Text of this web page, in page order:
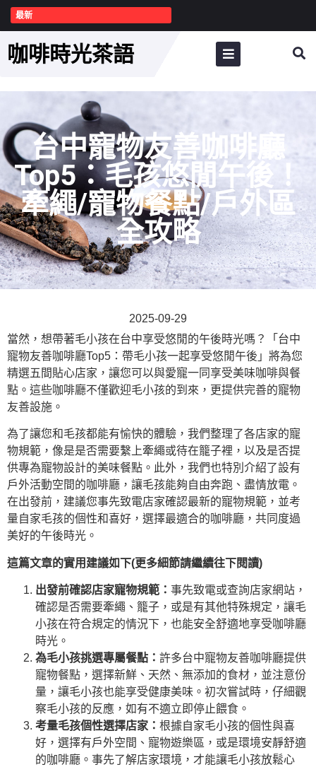
最新
咖啡時光茶語
台中寵物友善咖啡廳
Top5：毛孩悠閒午後！
牽繩/寵物餐點/戶外區
全攻略
2025-09-29
當然，想帶著毛小孩在台中享受悠閒的午後時光嗎？「台中
寵物友善咖啡廳Top5：帶毛小孩一起享受悠閒午後」將為您
精選五間貼心店家，讓您可以與愛寵一同享受美味咖啡與餐
點。這些咖啡廳不僅歡迎毛小孩的到來，更提供完善的寵物
友善設施。
為了讓您和毛孩都能有愉快的體驗，我們整理了各店家的寵
物規範，像是是否需要繫上牽繩或待在籠子裡，以及是否提
供專為寵物設計的美味餐點。此外，我們也特別介紹了設有
戶外活動空間的咖啡廳，讓毛孩能夠自由奔跑、盡情放電。
在出發前，建議您事先致電店家確認最新的寵物規範，並考
量自家毛孩的個性和喜好，選擇最適合的咖啡廳，共同度過
美好的午後時光。
這篇文章的實用建議如下(更多細節請繼續往下閱讀)
出發前確認店家寵物規範： 事先致電或查詢店家網站，
確認是否需要牽繩、籠子，或是有其他特殊規定，讓毛
小孩在符合規定的情況下，也能安全舒適地享受咖啡廳
時光。
為毛小孩挑選專屬餐點： 許多台中寵物友善咖啡廳提供
寵物餐點，選擇新鮮、天然、無添加的食材，並注意份
量，讓毛小孩也能享受健康美味。初次嘗試時，仔細觀
察毛小孩的反應，如有不適立即停止餵食。
考量毛孩個性選擇店家： 根據自家毛小孩的個性與喜
好，選擇有戶外空間、寵物遊樂區，或是環境安靜舒適
的咖啡廳。事先了解店家環境，才能讓毛小孩放鬆心